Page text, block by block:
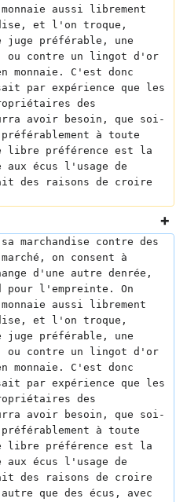
aussi librement
et l'on troque,
préférable, une
ou contre un lingot d'or
monnaie. C'est donc
par expérience que les
des
avoir besoin, que soi-
à toute
libre préférence est la
écus l'usage de
des raisons de croire
marchandise contre des
on consent à
d'une autre denrée,
l'empreinte. On
aussi librement
et l'on troque,
préférable, une
ou contre un lingot d'or
monnaie. C'est donc
par expérience que les
des
avoir besoin, que soi-
à toute
libre préférence est la
écus l'usage de
des raisons de croire
que des écus, avec